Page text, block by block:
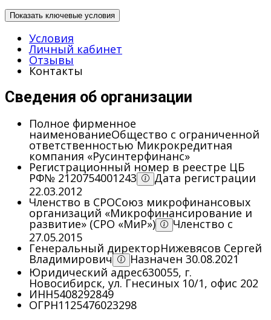
Показать ключевые условия
Условия
Личный кабинет
Отзывы
Контакты
Сведения об организации
Полное фирменное
наименованиеОбщество с ограниченной
ответственностью Микрокредитная
компания «Русинтерфинанс»
Регистрационный номер в реестре ЦБ
РФ№ 2120754001243
Дата регистрации
22.03.2012
Членство в СРОСоюз микрофинансовых
организаций «Микрофинансирование и
развитие» (СРО «МиР»)
Членство с
27.05.2015
Генеральный директорНижевясов Сергей
Владимирович
Назначен 30.08.2021
Юридический адрес630055, г.
Новосибирск, ул. Гнесиных 10/1, офис 202
ИНН5408292849
ОГРН1125476023298